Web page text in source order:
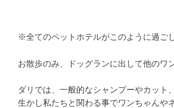
※全てのペットホテルがこのように過ご
お散歩のみ、ドッグランに出して他のワ
ダリでは、一般的なシャンプーやカット
生かし私たちと関わる事でワンちゃん